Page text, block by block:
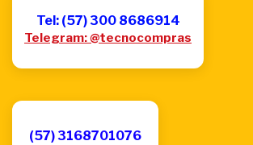
Tel: (57) 300 8686914
Telegram: @tecnocompras
(57) 3168701076